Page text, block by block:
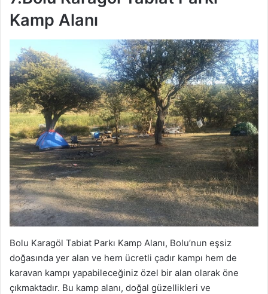
Kamp Alanı
Bolu Karagöl Tabiat Parkı Kamp Alanı, Bolu’nun eşsiz
doğasında yer alan ve hem ücretli çadır kampı hem de
karavan kampı yapabileceğiniz özel bir alan olarak öne
çıkmaktadır. Bu kamp alanı, doğal güzellikleri ve